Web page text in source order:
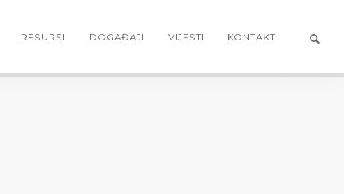
RESURSI DOGAĐAJI VIJESTI KONTAKT